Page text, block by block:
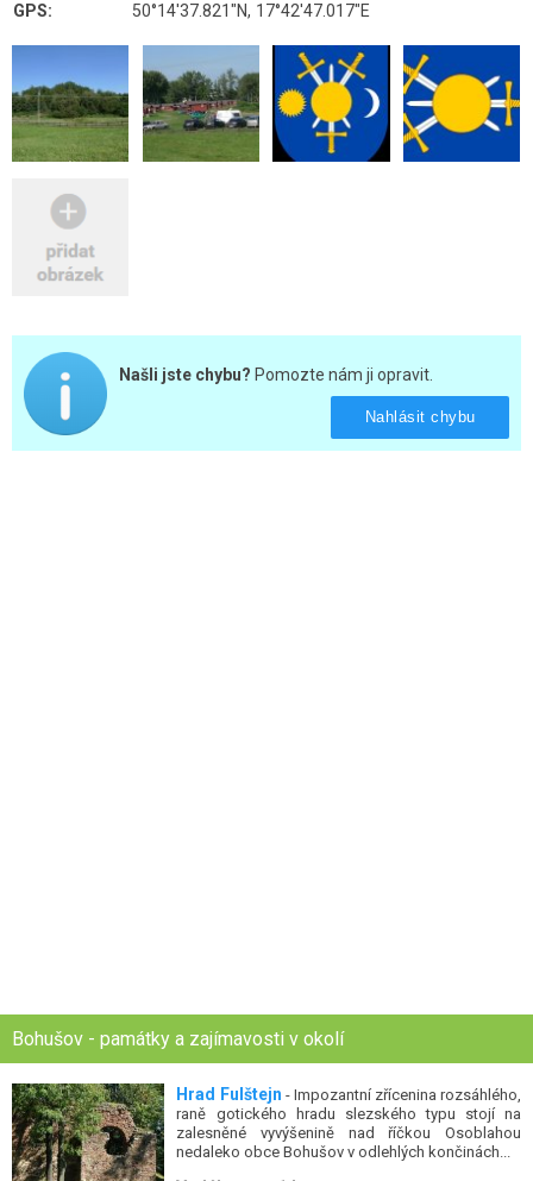
GPS:
50°14'37.821"N, 17°42'47.017"E
Našli jste chybu? Pomozte nám ji opravit.
Nahlásit chybu
Bohušov - památky a zajímavosti v okolí
Hrad Fulštejn - Impozantní zřícenina rozsáhlého,
raně gotického hradu slezského typu stojí na
zalesněné vyvýšenině nad říčkou Osoblahou
nedaleko obce Bohušov v odlehlých končinách...